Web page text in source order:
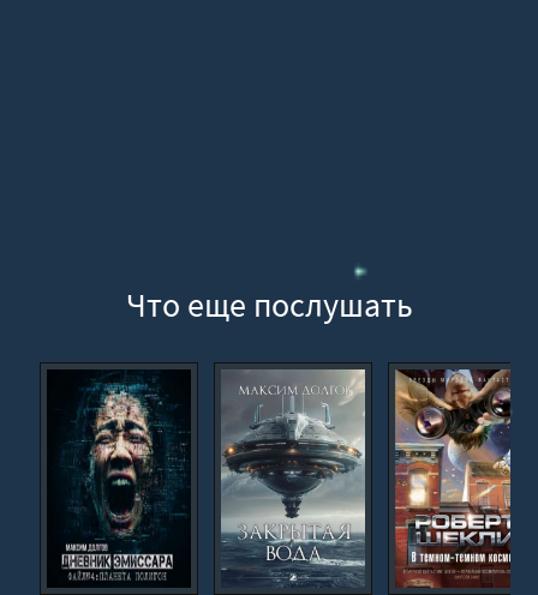
Что еще послушать